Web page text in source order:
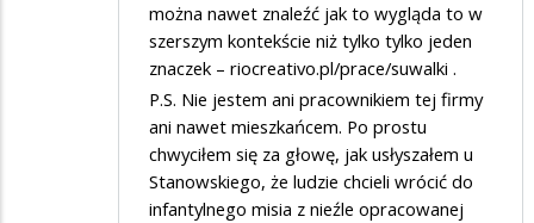
można nawet znaleźć jak to wygląda to w
szerszym kontekście niż tylko tylko jeden
znaczek – riocreativo.pl/prace/suwalki .
P.S. Nie jestem ani pracownikiem tej firmy
ani nawet mieszkańcem. Po prostu
chwyciłem się za głowę, jak usłyszałem u
Stanowskiego, że ludzie chcieli wrócić do
infantylnego misia z nieźle opracowanej